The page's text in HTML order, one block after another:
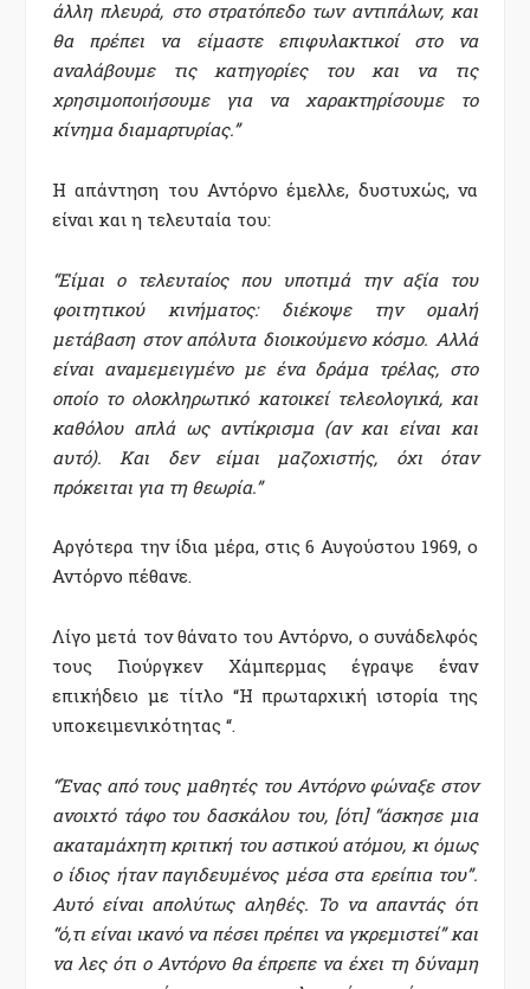
άλλη πλευρά, στο στρατόπεδο των αντιπάλων, και
θα πρέπει να είμαστε επιφυλακτικοί στο να
αναλάβουμε τις κατηγορίες του και να τις
χρησιμοποιήσουμε για να χαρακτηρίσουμε το
κίνημα διαμαρτυρίας.”
Η απάντηση του Αντόρνο έμελλε, δυστυχώς, να
είναι και η τελευταία του:
“Είμαι ο τελευταίος που υποτιμά την αξία του
φοιτητικού κινήματος: διέκοψε την ομαλή
μετάβαση στον απόλυτα διοικούμενο κόσμο. Αλλά
είναι αναμεμειγμένο με ένα δράμα τρέλας, στο
οποίο το ολοκληρωτικό κατοικεί τελεολογικά, και
καθόλου απλά ως αντίκρισμα (αν και είναι και
αυτό). Και δεν είμαι μαζοχιστής, όχι όταν
πρόκειται για τη θεωρία.”
Αργότερα την ίδια μέρα, στις 6 Αυγούστου 1969, ο
Αντόρνο πέθανε.
Λίγο μετά τον θάνατο του Αντόρνο, ο συνάδελφός
τους Γιούργκεν Χάμπερμας έγραψε έναν
επικήδειο με τίτλο “Η πρωταρχική ιστορία της
υποκειμενικότητας “.
“Ένας από τους μαθητές του Αντόρνο φώναξε στον
ανοιχτό τάφο του δασκάλου του, [ότι] “άσκησε μια
ακαταμάχητη κριτική του αστικού ατόμου, κι όμως
ο ίδιος ήταν παγιδευμένος μέσα στα ερείπια του”.
Αυτό είναι απολύτως αληθές. Το να απαντάς ότι
“ό,τι είναι ικανό να πέσει πρέπει να γκρεμιστεί” και
να λες ότι ο Αντόρνο θα έπρεπε να έχει τη δύναμη